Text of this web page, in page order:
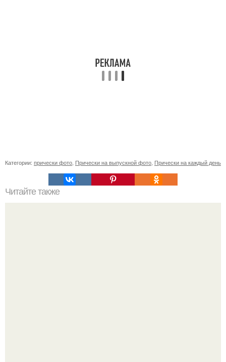
Категории: прически фото Прически на выпускной фото Прически на каждый день
Читайте также